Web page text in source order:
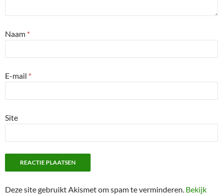
Naam *
E-mail *
Site
Deze site gebruikt Akismet om spam te verminderen. Bekijk